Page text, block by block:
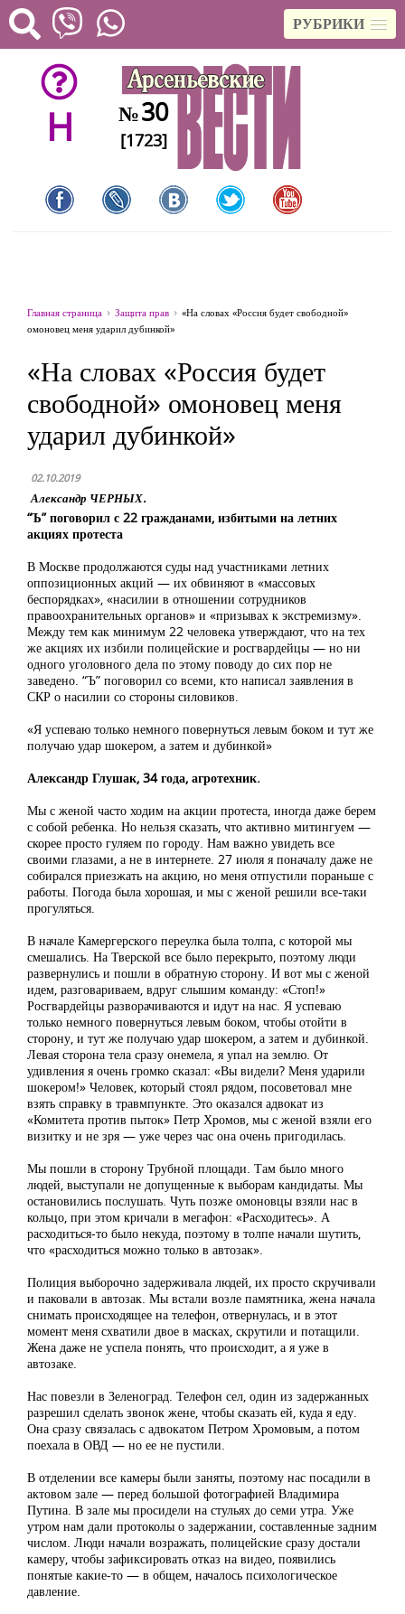
РУБРИКИ
H №30
[1723]
Главная страница Защита прав
«На словах «Россия будет свободной»
омоновец меня ударил дубинкой»
«На словах «Россия будет
свободной» омоновец меня
ударил дубинкой»
02.10.2019
Александр ЧЕРНЫХ.
“Ъ” поговорил с 22 гражданами, избитыми на летних
акциях протеста
В Москве продолжаются суды над участниками летних
оппозиционных акций — их обвиняют в «массовых
беспорядках», «насилии в отношении сотрудников
правоохранительных органов» и «призывах к экстремизму».
Между тем как минимум 22 человека утверждают, что на тех
же акциях их избили полицейские и росгвардейцы — но ни
одного уголовного дела по этому поводу до сих пор не
заведено. “Ъ” поговорил со всеми, кто написал заявления в
СКР о насилии со стороны силовиков.
«Я успеваю только немного повернуться левым боком и тут же
получаю удар шокером, а затем и дубинкой»
Александр Глушак, 34 года, агротехник.
Мы с женой часто ходим на акции протеста, иногда даже берем
с собой ребенка. Но нельзя сказать, что активно митингуем —
скорее просто гуляем по городу. Нам важно увидеть все
своими глазами, а не в интернете. 27 июля я поначалу даже не
собирался приезжать на акцию, но меня отпустили пораньше с
работы. Погода была хорошая, и мы с женой решили все-таки
прогуляться.
В начале Камергерского переулка была толпа, с которой мы
смешались. На Тверской все было перекрыто, поэтому люди
развернулись и пошли в обратную сторону. И вот мы с женой
идем, разговариваем, вдруг слышим команду: «Стоп!»
Росгвардейцы разворачиваются и идут на нас. Я успеваю
только немного повернуться левым боком, чтобы отойти в
сторону, и тут же получаю удар шокером, а затем и дубинкой.
Левая сторона тела сразу онемела, я упал на землю. От
удивления я очень громко сказал: «Вы видели? Меня ударили
шокером!» Человек, который стоял рядом, посоветовал мне
взять справку в травмпункте. Это оказался адвокат из
«Комитета против пыток» Петр Хромов, мы с женой взяли его
визитку и не зря — уже через час она очень пригодилась.
Мы пошли в сторону Трубной площади. Там было много
людей, выступали не допущенные к выборам кандидаты. Мы
остановились послушать. Чуть позже омоновцы взяли нас в
кольцо, при этом кричали в мегафон: «Расходитесь». А
расходиться-то было некуда, поэтому в толпе начали шутить,
что «расходиться можно только в автозак».
Полиция выборочно задерживала людей, их просто скручивали
и паковали в автозак. Мы встали возле памятника, жена начала
снимать происходящее на телефон, отвернулась, и в этот
момент меня схватили двое в масках, скрутили и потащили.
Жена даже не успела понять, что происходит, а я уже в
автозаке.
Нас повезли в Зеленоград. Телефон сел, один из задержанных
разрешил сделать звонок жене, чтобы сказать ей, куда я еду.
Она сразу связалась с адвокатом Петром Хромовым, а потом
поехала в ОВД — но ее не пустили.
В отделении все камеры были заняты, поэтому нас посадили в
актовом зале — перед большой фотографией Владимира
Путина. В зале мы просидели на стульях до семи утра. Уже
утром нам дали протоколы о задержании, составленные задним
числом. Люди начали возражать, полицейские сразу достали
камеру, чтобы зафиксировать отказ на видео, появились
понятые какие-то — в общем, началось психологическое
давление.